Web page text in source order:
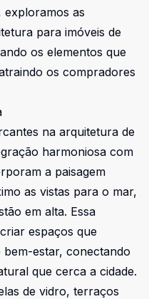
exploramos as
para imóveis de
os elementos que
os compradores
na arquitetura de
harmoniosa com
a paisagem
as vistas para o mar,
em alta. Essa
espaços que
estar, conectando
que cerca a cidade.
de vidro, terraços